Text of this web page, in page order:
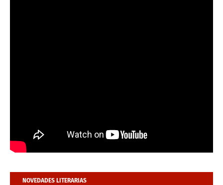
NOVEDADES LITERARIAS